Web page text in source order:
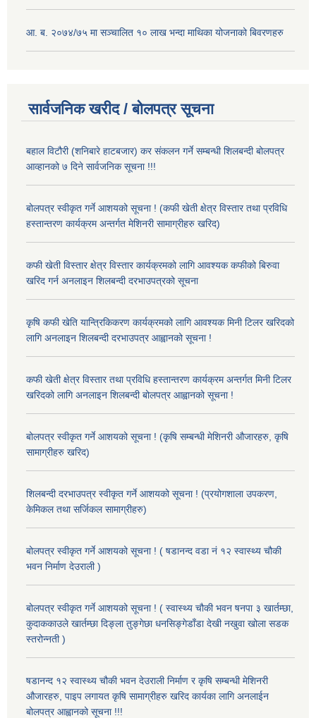
आ. ब. २०७४/७५ मा सञ्चालित १० लाख भन्दा माथिका योजनाको बिवरणहरु
सार्वजनिक खरीद / बोलपत्र सूचना
बहाल विटौरी (शनिबारे हाटबजार) कर संकलन गर्ने सम्बन्धी शिलबन्दी बोलपत्र
आव्हानको ७ दिने सार्वजनिक सूचना !!!
बोलपत्र स्वीकृत गर्ने आशयको सूचना ! (कफी खेती क्षेत्र विस्तार तथा प्रविधि
हस्तान्तरण कार्यक्रम अन्तर्गत मेशिनरी सामाग्रीहरु खरिद)
कफी खेती विस्तार क्षेत्र विस्तार कार्यक्रमको लागि आवश्यक कफीको बिरुवा
खरिद गर्न अनलाइन शिलबन्दी दरभाउपत्रको सूचना
कृषि कफी खेति यान्त्रिकिकरण कार्यक्रमको लागि आवश्यक मिनी टिलर खरिदको
लागि अनलाइन शिलबन्दी दरभाउपत्र आह्वानको सूचना !
कफी खेती क्षेत्र विस्तार तथा प्रविधि हस्तान्तरण कार्यक्रम अन्तर्गत मिनी टिलर
खरिदको लागि अनलाइन शिलबन्दी बोलपत्र आह्वानको सूचना !
बोलपत्र स्वीकृत गर्ने आशयको सूचना ! (कृषि सम्बन्धी मेशिनरी औजारहरु, कृषि
सामाग्रीहरु खरिद)
शिलबन्दी दरभाउपत्र स्वीकृत गर्ने आशयको सूचना ! (प्रयोगशाला उपकरण,
केमिकल तथा सर्जिकल सामाग्रीहरु)
बोलपत्र स्वीकृत गर्ने आशयको सूचना ! ( षडानन्द वडा नं १२ स्वास्थ्य चौकी
भवन निर्माण देउराली )
बोलपत्र स्वीकृत गर्ने आशयको सूचना ! ( स्वास्थ्य चौकी भवन षनपा ३ खार्तम्छा,
कुदाककाउले खार्तम्छा दिङ्ला तुङ्गेछा धनसिङ्गेडाँडा देखी नखुवा खोला सडक
स्तरोन्नती )
षडानन्द १२ स्वास्थ्य चौकी भवन देउराली निर्माण र कृषि सम्बन्धी मेशिनरी
औजारहरु, पाइप लगायत कृषि सामाग्रीहरु खरिद कार्यका लागि अनलाईन
बोलपत्र आह्वानको सूचना !!!